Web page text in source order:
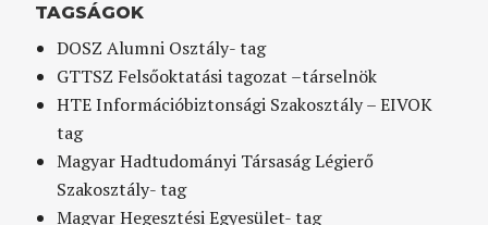
TAGSÁGOK
DOSZ Alumni Osztály- tag
GTTSZ Felsőoktatási tagozat –társelnök
HTE Információbiztonsági Szakosztály – EIVOK
tag
Magyar Hadtudományi Társaság Légierő
Szakosztály- tag
Magyar Hegesztési Egyesület- tag